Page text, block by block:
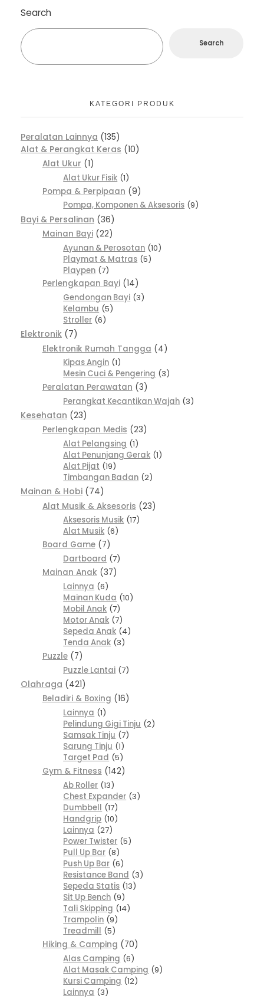
Search
Search
KATEGORI PRODUK
Peralatan Lainnya 135
Alat & Perangkat Keras 10
Alat Ukur
1
Alat Ukur Fisik 1
Pompa & Perpipaan
9
Pompa, Komponen & Aksesoris 9
Bayi & Persalinan 36
Mainan Bayi 22
Ayunan & Perosotan 10
Playmat & Matras 5
Playpen 7
Perlengkapan Bayi 14
Gendongan Bayi 3
Kelambu 5
Stroller 6
Elektronik 7
Elektronik Rumah Tangga
4
Kipas Angin 1
Mesin Cuci & Pengering 3
Peralatan Perawatan
3
Perangkat Kecantikan Wajah 3
Kesehatan 23
Perlengkapan Medis
23
Alat Pelangsing 1
Alat Penunjang Gerak 1
Alat Pijat 19
Timbangan Badan 2
Mainan & Hobi 74
Alat Musik & Aksesoris
23
Aksesoris Musik 17
Alat Musik 6
Board Game
7
Dartboard 7
Mainan Anak
37
Lainnya 6
Mainan Kuda 10
Mobil Anak 7
Motor Anak 7
Sepeda Anak 4
Tenda Anak 3
Puzzle
7
Puzzle Lantai 7
Olahraga 421
Beladiri & Boxing
16
Lainnya 1
Pelindung Gigi Tinju 2
Samsak Tinju 7
Sarung Tinju 1
Target Pad 5
Gym & Fitness
142
Ab Roller 13
Chest Expander 3
Dumbbell 17
Handgrip 10
Lainnya 27
Power Twister 5
Pull Up Bar 8
Push Up Bar 6
Resistance Band 3
Sepeda Statis 13
Sit Up Bench 9
Tali Skipping 14
Trampolin 9
Treadmill 5
Hiking & Camping
70
Alas Camping 6
Alat Masak Camping 9
Kursi Camping 12
Lainnya 3